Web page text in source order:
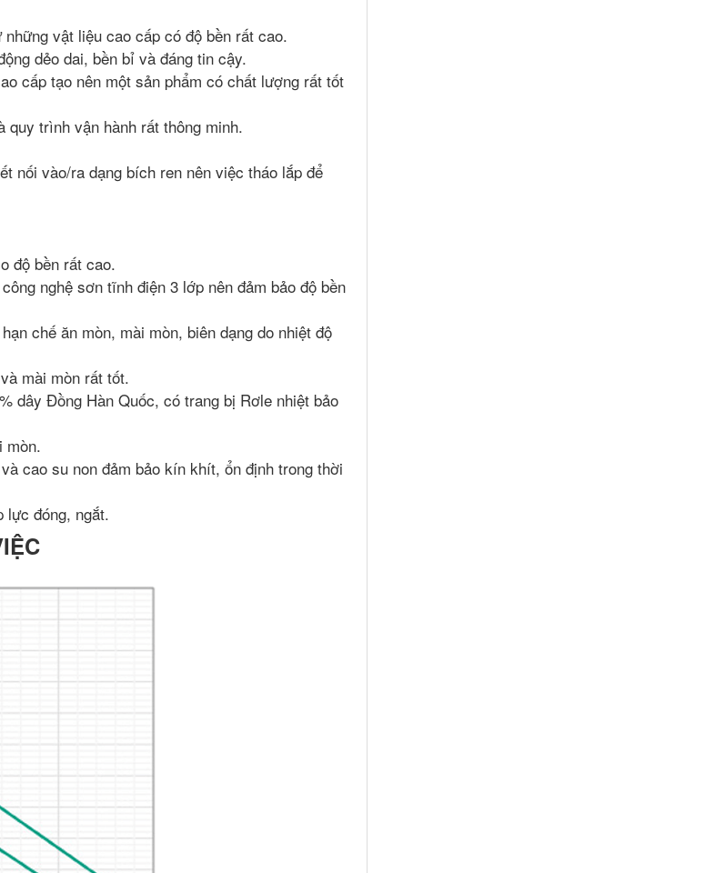
vật liệu cao cấp có độ bền rất cao.
dẻo dai, bền bỉ và đáng tin cậy.
cấp tạo nên một sản phẩm có chất lượng rất tốt
quy trình vận hành rất thông minh.
nối vào/ra dạng bích ren nên việc tháo lắp để
độ bền rất cao.
nghệ sơn tĩnh điện 3 lớp nên đảm bảo độ bền
chế ăn mòn, mài mòn, biên dạng do nhiệt độ
mài mòn rất tốt.
dây Đồng Hàn Quốc, có trang bị Rơle nhiệt bảo
mòn.
cao su non đảm bảo kín khít, ổn định trong thời
lực đóng, ngắt.